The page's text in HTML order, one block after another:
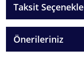
Taksit
Önerileriniz